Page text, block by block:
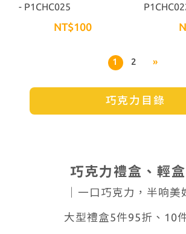
- P1CHC025
NT$100
1 2 »
巧克力目錄
巧克力禮盒、輕
｜一口巧克力，半响美
大型禮盒5件95折、10